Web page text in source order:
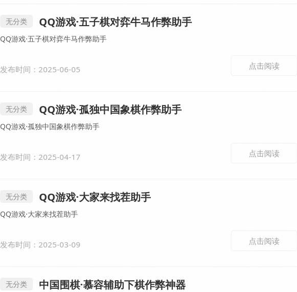
无分类 QQ游戏·五子棋对弈牛马作弊助手
QQ游戏·五子棋对弈牛马作弊助手
发布时间：2025-06-05 点击阅读
无分类 QQ游戏·孤独中国象棋作弊助手
QQ游戏·孤独中国象棋作弊助手
发布时间：2025-04-17 点击阅读
无分类 QQ游戏·大家来找茬助手
QQ游戏·大家来找茬助手
发布时间：2025-03-09 点击阅读
无分类 中国围棋·慕容辅助下棋作弊神器